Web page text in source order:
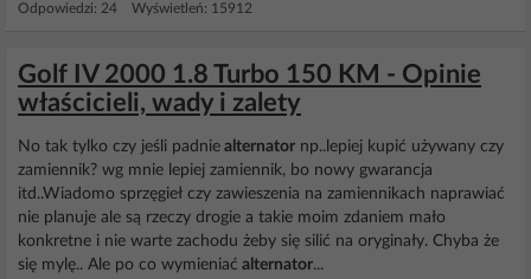
Odpowiedzi: 24 Wyświetleń: 15912
Golf IV 2000 1.8 Turbo 150 KM - Opinie
właścicieli, wady i zalety
No tak tylko czy jeśli padnie alternator np..lepiej kupić używany czy
zamiennik? wg mnie lepiej zamiennik, bo nowy gwarancja
itd..Wiadomo sprzęgieł czy zawieszenia na zamiennikach naprawiać
nie planuje ale są rzeczy drogie a takie moim zdaniem mało
konkretne i nie warte zachodu żeby się silić na oryginały. Chyba że
się mylę.. Ale po co wymieniać alternator...